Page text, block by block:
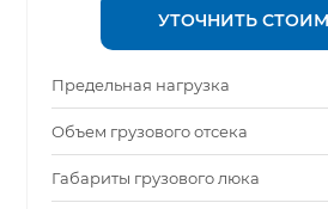
УТОЧНИТЬ
Предельная нагрузка
Объем грузового отсека
Габариты грузового люка